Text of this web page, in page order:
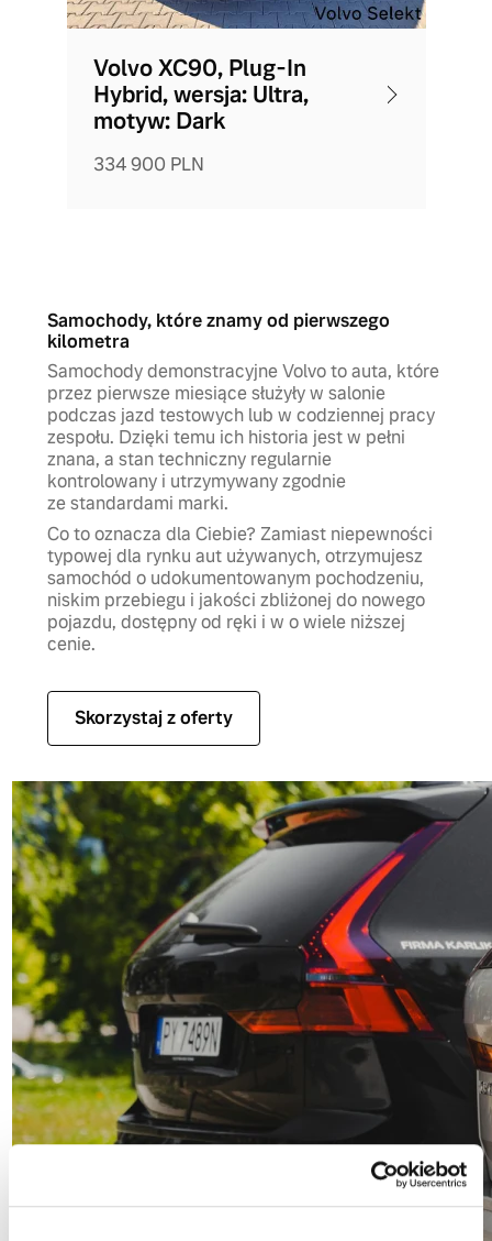
Volvo XC90, Plug-In
Hybrid, wersja: Ultra,
motyw: Dark
334 900 PLN
Samochody, które znamy od pierwszego
kilometra
Samochody demonstracyjne Volvo to auta, które
przez pierwsze miesiące służyły w salonie
podczas jazd testowych lub w codziennej pracy
zespołu. Dzięki temu ich historia jest w pełni
znana, a stan techniczny regularnie
kontrolowany i utrzymywany zgodnie
ze standardami marki.
Co to oznacza dla Ciebie? Zamiast niepewności
typowej dla rynku aut używanych, otrzymujesz
samochód o udokumentowanym pochodzeniu,
niskim przebiegu i jakości zbliżonej do nowego
pojazdu, dostępny od ręki i w o wiele niższej
cenie.
Skorzystaj z oferty